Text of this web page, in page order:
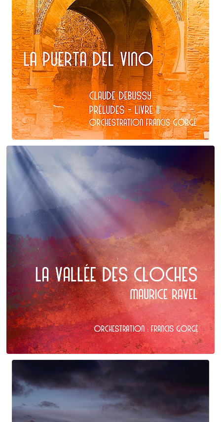
Claude Debussy
La puerta del vino
Maurice Ravel
La Vallée des cloches